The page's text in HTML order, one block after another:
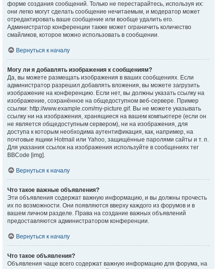
форме создания сообщений. Только не перестарайтесь, используя их:
они легко могут сделать сообщение нечитаемым, и модератор может
отредактировать ваше сообщение или вообще удалить его.
Администратор конференции также может ограничить количество
смайликов, которое можно использовать в сообщении.
Вернуться к началу
Могу ли я добавлять изображения к сообщениям?
Да, вы можете размещать изображения в ваших сообщениях. Если
администратор разрешил добавлять вложения, вы можете загрузить
изображение на конференцию. Если нет, вы должны указать ссылку на
изображение, сохранённое на общедоступном веб-сервере. Пример
ссылки: http://www.example.com/my-picture.gif. Вы не можете указывать
ссылку ни на изображения, хранящиеся на вашем компьютере (если он
не является общедоступным сервером), ни на изображения, для
доступа к которым необходима аутентификация, как, например, на
почтовые ящики Hotmail или Yahoo, защищённые паролями сайты и т. п.
Для указания ссылок на изображения используйте в сообщениях тег
BBCode [img].
Вернуться к началу
Что такое важные объявления?
Эти объявления содержат важную информацию, и вы должны прочесть
их по возможности. Они появляются вверху каждого из форумов и в
вашем личном разделе. Права на создание важных объявлений
предоставляются администратором конференции.
Вернуться к началу
Что такое объявления?
Объявления чаще всего содержат важную информацию для форума, на